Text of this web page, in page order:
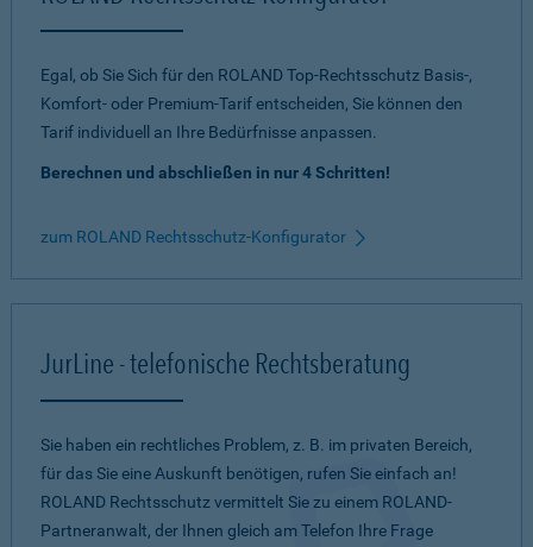
Egal, ob Sie Sich für den ROLAND Top-Rechtsschutz Basis-,
Komfort- oder Premium-Tarif entscheiden, Sie können den
Tarif individuell an Ihre Bedürfnisse anpassen.
Berechnen und abschließen in nur 4 Schritten!
zum ROLAND Rechtsschutz-Konfigurator
JurLine - telefonische Rechtsberatung
Sie haben ein rechtliches Problem, z. B. im privaten Bereich,
für das Sie eine Auskunft benötigen, rufen Sie einfach an!
ROLAND Rechtsschutz vermittelt Sie zu einem ROLAND-
Partneranwalt, der Ihnen gleich am Telefon Ihre Frage